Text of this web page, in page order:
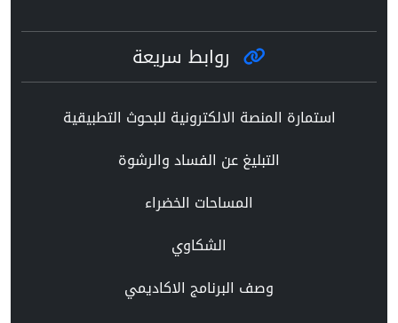
روابط سريعة
استمارة المنصة الالكترونية للبحوث التطبيقية
التبليغ عن الفساد والرشوة
المساحات الخضراء
الشكاوي
وصف البرنامج الاكاديمي